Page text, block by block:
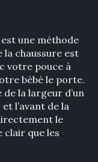
une méthode
chaussure est
votre pouce à
bébé le porte.
la largeur d’un
l’avant de la
le
clair que les